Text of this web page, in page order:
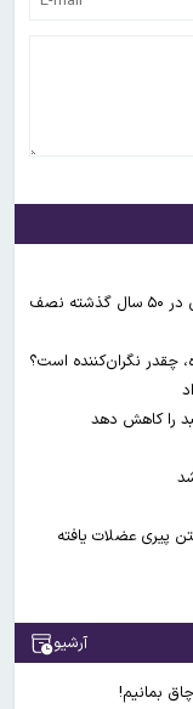
بحران خاموش سلامت مردان؛ سطح تستوسترون در ۵۰ سال گذشته نصف
چقدر نگران‌کننده است؟
را کاهش دهد
پیری عضلات یافته
آرشیو
بمانیم!